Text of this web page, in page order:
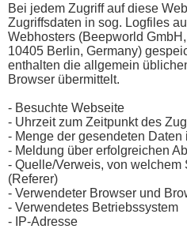
Bei jedem Zugriff auf diese
Zugriffsdaten in sog. Logfiles
Webhosters (Beepworld
10405 Berlin, Germany)
enthalten die allgemein
Browser übermittelt.
- Besuchte Webseite
- Uhrzeit zum Zeitpunkt des
- Menge der gesendeten Daten
- Meldung über erfolgreichen
- Quelle/Verweis, von
(Referer)
- Verwendeter Browser und
- Verwendetes Betriebssystem
- IP-Adresse